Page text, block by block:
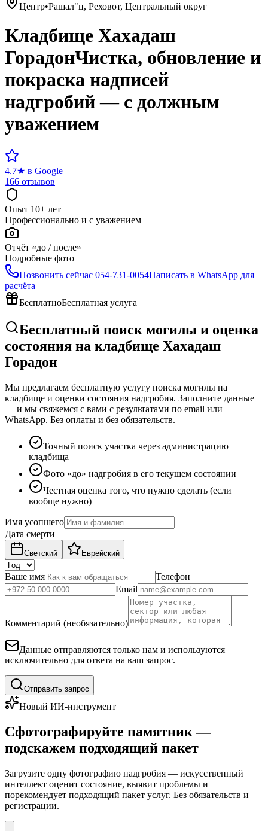
Центр•Рашал"ц, Реховот, Центральный округ
Кладбище Хахадаш
ГорадонЧистка, обновление и
покраска надписей
надгробий — с должным
уважением
4.7★ в Google
166 отзывов
Опыт 10+ лет
Профессионально и с уважением
Отчёт «до / после»
Подробные фото
Позвонить сейчас 054-731-0054Написать в WhatsApp для
расчёта
БесплатноБесплатная услуга
Бесплатный поиск могилы и оценка
состояния на кладбище Хахадаш
Горадон
Мы предлагаем бесплатную услугу поиска могилы на
кладбище и оценки состояния надгробия. Заполните данные
— и мы свяжемся с вами с результатами по email или
WhatsApp. Без оплаты и без обязательств.
Точный поиск участка через администрацию
кладбища
Фото «до» надгробия в его текущем состоянии
Честная оценка того, что нужно сделать (если
вообще нужно)
Имя усопшего
Дата смерти
Светский Еврейский
Ваше имя
Телефон
Email
Комментарий (необязательно)
Данные отправляются только нам и используются
исключительно для ответа на ваш запрос.
Отправить запрос
Новый ИИ-инструмент
Сфотографируйте памятник —
подскажем подходящий пакет
Загрузите одну фотографию надгробия — искусственный
интеллект оценит состояние, выявит проблемы и
порекомендует подходящий пакет услуг. Без обязательств и
регистрации.